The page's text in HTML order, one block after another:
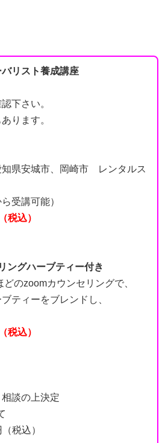
リスト養成講座
下さい。
ります。
県安城市、岡崎市 レンタルス
受講可能）
税込）
ングハーブティー付き
のzoomカウンセリングで、
ティーをブレンドし、
税込）
談の上決定
税込）